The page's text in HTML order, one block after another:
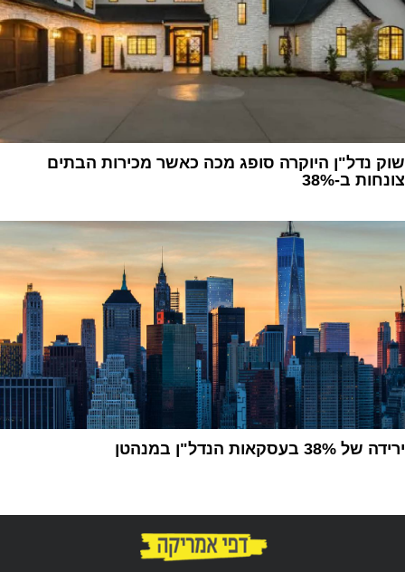
‏שוק נדל"ן היוקרה סופג מכה כאשר מכירות הבתים
צונחות ב-38%
ירידה של 38% בעסקאות הנדל"ן במנהטן